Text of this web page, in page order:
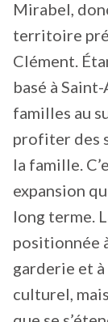
Mirabel,
territoire
Clément.
basé à
familles au
profiter des
la famille.
expansion
long terme.
positionnée
garderie et
culturel,